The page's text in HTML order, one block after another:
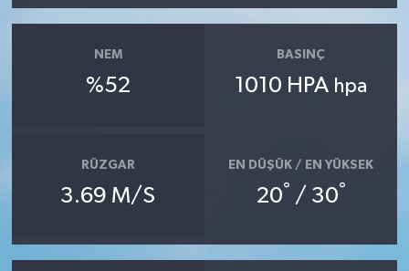
NEM
%52
BASINÇ
1010 HPA hpa
RÜZGAR
3.69 M/S
EN DÜŞÜK / EN YÜKSEK
20° / 30°